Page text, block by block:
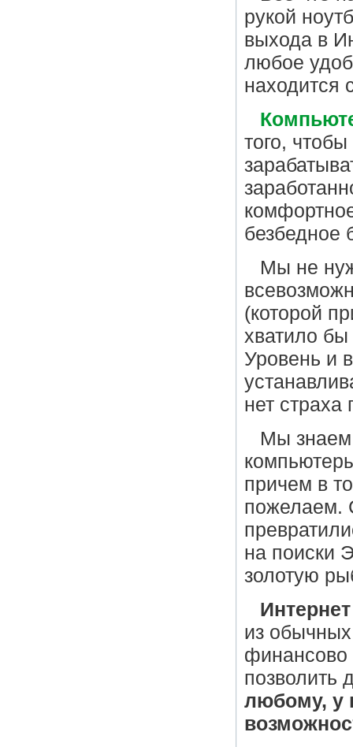
рукой
выхода в
любое
находится
того,
безбедное
Мы не
(которой
хватило
Уровень и
нет страха
Мы знаем
причем в
пожелаем.
на поиски
золотую
Интернет
из
финансово
позволить
любому, у